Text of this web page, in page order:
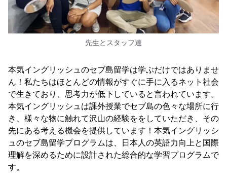
先生とスタッフ達
本気イングリッシュのセブ島留学は学ぶだけではありませ
ん！私たちはほとんどの情報がすぐに手に入るネット社会
で生きており、思考力が低下していると言われています。
本気イングリッシュは課外授業でセブ島の色々な場所に行
き、様々な物に触れて沢山の経験ををしていただき、その
先にある考える機会を提供しています！本気イングリッシ
ュのセブ島留学プログラムは、日本人の英語力向上と国際
理解を深めるために設計された総合的な学習プログラムで
す。